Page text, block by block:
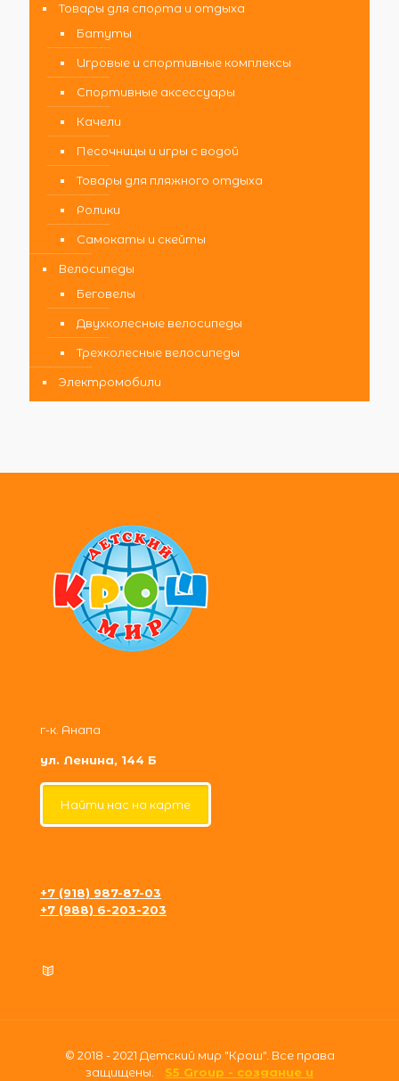
Товары для спорта и отдыха
Батуты
Игровые и спортивные комплексы
Спортивные аксессуары
Качели
Песочницы и игры с водой
Товары для пляжного отдыха
Ролики
Самокаты и скейты
Велосипеды
Беговелы
Двухколесные велосипеды
Трехколесные велосипеды
Электромобили
г-к. Анапа
ул. Ленина, 144 Б
Найти нас на карте
+7 (918) 987-87-03
+7 (988) 6-203-203
© 2018 - 2021 Детский мир "Крош". Все права
защищены. S5 Group - создание и